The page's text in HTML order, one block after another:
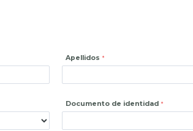
Apellidos
Documento de identidad